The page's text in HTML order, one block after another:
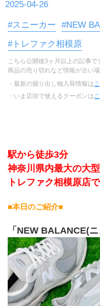
2025-04-26
#スニーカー #NEW
#トレファク相模原
こちら公開後3ヶ月以上の記事で
商品の売り切れなど情報が古い場
・最新の掘り出し物入荷情報は
・いま店頭で使えるクーポンは
駅から徒歩3分
神奈川県内最大の大
トレファク相模原店
■本日のご紹介■
「NEW BALANCE(